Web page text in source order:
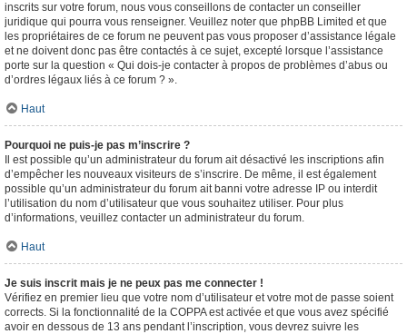
inscrits sur votre forum, nous vous conseillons de contacter un conseiller
juridique qui pourra vous renseigner. Veuillez noter que phpBB Limited et que
les propriétaires de ce forum ne peuvent pas vous proposer d’assistance légale
et ne doivent donc pas être contactés à ce sujet, excepté lorsque l’assistance
porte sur la question « Qui dois-je contacter à propos de problèmes d’abus ou
d’ordres légaux liés à ce forum ? ».
Haut
Pourquoi ne puis-je pas m’inscrire ?
Il est possible qu’un administrateur du forum ait désactivé les inscriptions afin
d’empêcher les nouveaux visiteurs de s’inscrire. De même, il est également
possible qu’un administrateur du forum ait banni votre adresse IP ou interdit
l’utilisation du nom d’utilisateur que vous souhaitez utiliser. Pour plus
d’informations, veuillez contacter un administrateur du forum.
Haut
Je suis inscrit mais je ne peux pas me connecter !
Vérifiez en premier lieu que votre nom d’utilisateur et votre mot de passe soient
corrects. Si la fonctionnalité de la COPPA est activée et que vous avez spécifié
avoir en dessous de 13 ans pendant l’inscription, vous devrez suivre les